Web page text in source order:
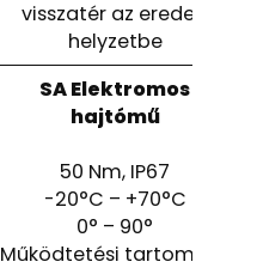
visszatér az eredeti
helyzetbe
SA Elektromos
hajtómű
50 Nm, IP67
-20°C – +70°C
0° – 90°
Működtetési tartomány